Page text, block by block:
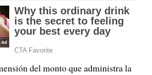
del monto que administra la